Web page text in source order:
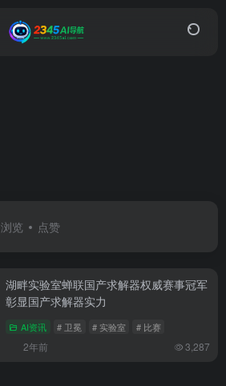
浏览 点赞
湖畔实验室蝉联国产求解器权威赛事冠军
彰显国产求解器实力
AI资讯 # 卫冕 # 实验室 # 比赛
2年前 3,287